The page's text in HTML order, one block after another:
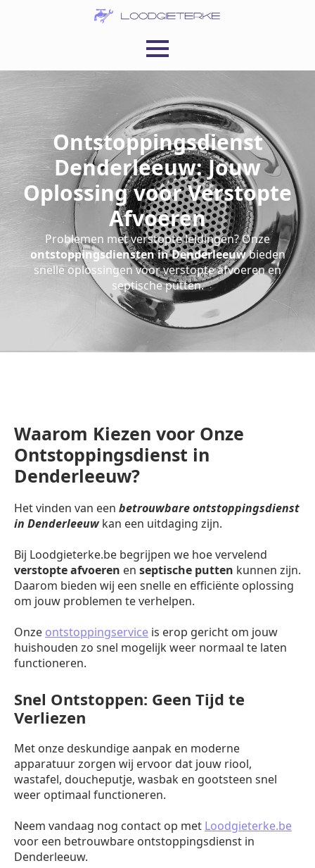
Ontstoppingsdienst
Denderleeuw: Jouw
Oplossing voor Verstopte
Afvoeren
Problemen met verstopte leidingen? Onze
ontstoppingsdiensten in Denderleeuwbieden
snelle oplossingen voor verstopte afvoeren en
septische putten.
Waarom Kiezen voor Onze
Ontstoppingsdienst in
Denderleeuw?
Het vinden van een betrouwbare ontstoppingsdienst
in Denderleeuwkan een uitdaging zijn.
Bij Loodgieterke.be begrijpen we hoe vervelend
verstopte afvoeren en septische putten kunnen zijn.
Daarom bieden wij een snelle en efficiënte oplossing
om jouw problemen te verhelpen.
Onze ontstoppingservice is erop gericht om jouw
huishouden zo snel mogelijk weer normaal te laten
functioneren.
Snel Ontstoppen: Geen Tijd te
Verliezen
Met onze deskundige aanpak en moderne
apparatuur zorgen wij ervoor dat jouw riool,
wastafel, doucheputje, wasbak en gootsteen snel
weer optimaal functioneren.
Neem vandaag nog contact op met Loodgieterke.be
voor een betrouwbare ontstoppingsdienst in
Denderleeuw.